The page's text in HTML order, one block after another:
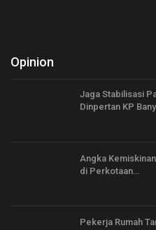
Opinion
Jaga Stabilisasi
Dinpertan KP
Angka
di Perkotaan…
Pekerja Rumah